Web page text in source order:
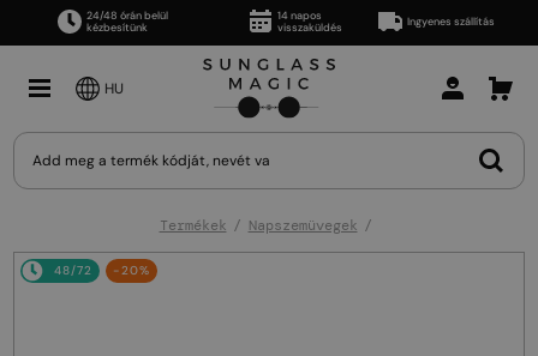
24/48 órán belül
kézbesítünk
14 napos
visszaküldés
Ingyenes szállítás
HU
Termékek Napszemüvegek
48/72 -20%